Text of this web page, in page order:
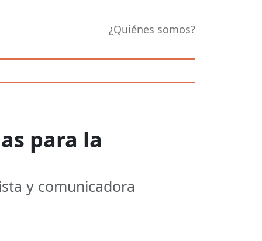
¿Quiénes somos?
para la
y comunicadora